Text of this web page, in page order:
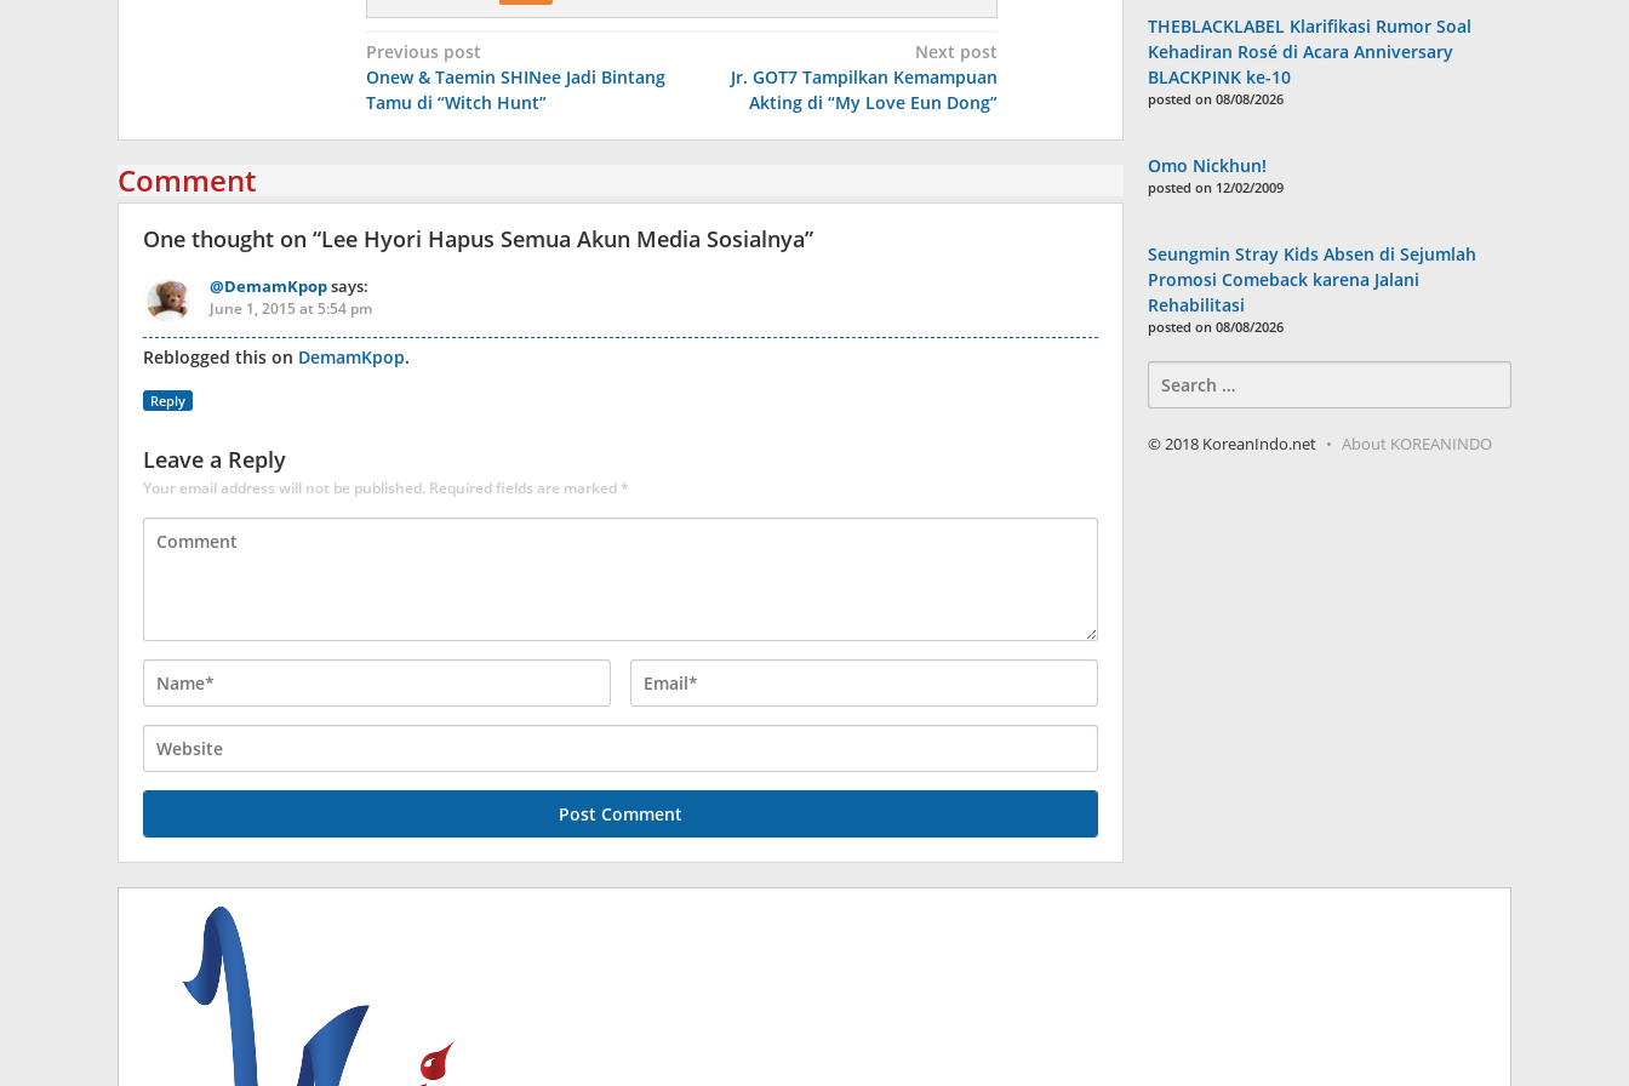
Post
navigation
Previous post
Onew & Taemin SHINee Jadi Bintang
Tamu di “Witch Hunt”
Next post
Jr. GOT7 Tampilkan Kemampuan
Akting di “My Love Eun Dong”
Comment
One thought on “Lee Hyori Hapus Semua Akun Media Sosialnya”
@DemamKpopsays:
June 1, 2015 at 5:54 pm
Reblogged this on DemamKpop.
Reply
Leave a Reply
Your email address will not be published. Required fields are marked*
THEBLACKLABEL Klarifikasi Rumor Soal
Kehadiran Rosé di Acara Anniversary
BLACKPINK ke-10
posted on 08/08/2026
Omo Nickhun!
posted on 12/02/2009
Seungmin Stray Kids Absen di Sejumlah
Promosi Comeback karena Jalani
Rehabilitasi
posted on 08/08/2026
for:
© 2018 KoreanIndo.net About KOREANINDO